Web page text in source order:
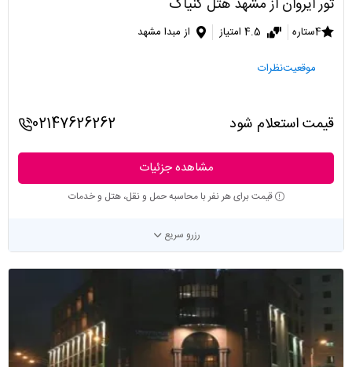
تور ایروان از مشهد هتل کنیاک
4ستاره 4.5 امتیاز از مبدا مشهد
موقعیتنظرات
قیمت استعلام شود 02147626262
مشاهده جزئیات
قیمت برای هر نفر با محاسبه حمل و نقل، هتل و خدمات
رزرو سریع